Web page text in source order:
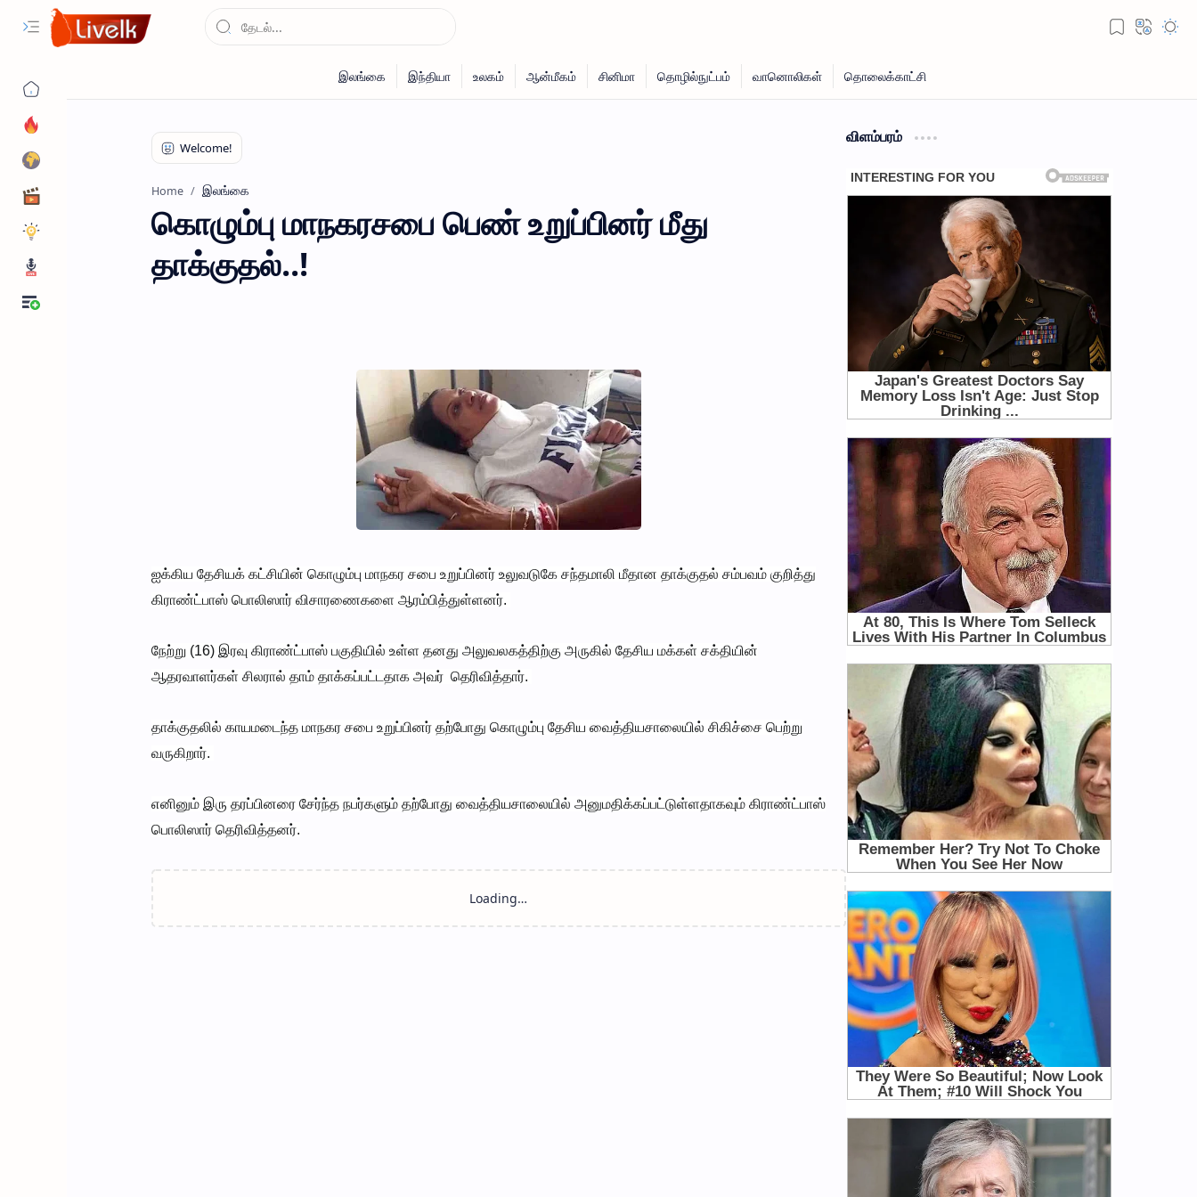
Home இலங்கை
கொழும்பு மாநகரசபை பெண் உறுப்பினர் மீது
தாக்குதல்..!
ஐக்கிய தேசியக் கட்சியின் கொழும்பு மாநகர சபை உறுப்பினர் உலுவடுகே சந்தமாலி மீதான தாக்குதல் சம்பவம் குறித்து
கிராண்ட்பாஸ் பொலிஸார் விசாரணைகளை ஆரம்பித்துள்ளனர்.
நேற்று (16) இரவு கிராண்ட்பாஸ் பகுதியில் உள்ள தனது அலுவலகத்திற்கு அருகில் தேசிய மக்கள் சக்தியின்
ஆதரவாளர்கள் சிலரால் தாம் தாக்கப்பட்டதாக அவர் தெரிவித்தார்.
தாக்குதலில் காயமடைந்த மாநகர சபை உறுப்பினர் தற்போது கொழும்பு தேசிய வைத்தியசாலையில் சிகிச்சை பெற்று
வருகிறார்.
எனினும் இரு தரப்பினரை சேர்ந்த நபர்களும் தற்போது வைத்தியசாலையில் அனுமதிக்கப்பட்டுள்ளதாகவும் கிராண்ட்பாஸ்
பொலிஸார் தெரிவித்தனர்.
விளம்பரம்